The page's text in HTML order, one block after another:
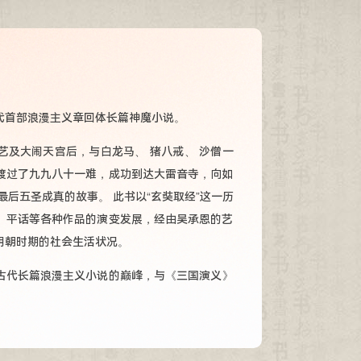
部浪漫主义章回体长篇神魔小说。
及大闹天宫后，与白龙马、 猪八戒、 沙僧一
了九九八十一难，成功到达大雷音寺，向如
五圣成真的故事。 此书以“玄奘取经”这一历
话等各种作品的演变发展，经由吴承恩的艺
时期的社会生活状况。
长篇浪漫主义小说的巅峰，与《三国演义》